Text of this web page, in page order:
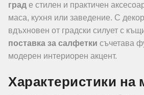
град е стилен и практичен
маса, кухня или заведение. С
вдъхновен от градски силует с
поставка за салфетки съчетава
модерен интериорен акцент.
Характеристики на